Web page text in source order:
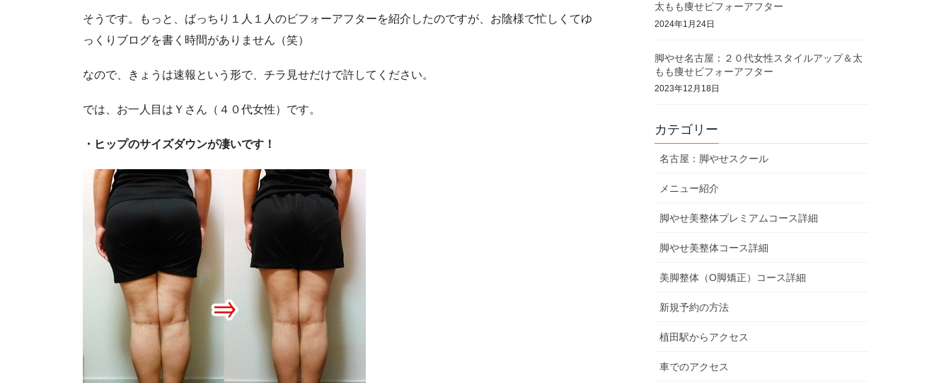
そうです。もっと、ばっちり１人１人のビフォーアフターを紹介したのですが、お陰様で忙しくてゆ
っくりブログを書く時間がありません（笑）
なので、きょうは速報という形で、チラ見せだけで許してください。
では、お一人目はＹさん（４０代女性）です。
・ヒップのサイズダウンが凄いです！
太もも痩せビフォーアフター
2024年1月24日
脚やせ名古屋：２０代女性スタイルアップ＆太
もも痩せビフォーアフター
2023年12月18日
カテゴリー
名古屋：脚やせスクール
メニュー紹介
脚やせ美整体プレミアムコース詳細
脚やせ美整体コース詳細
美脚整体（O脚矯正）コース詳細
新規予約の方法
植田駅からアクセス
車でのアクセス